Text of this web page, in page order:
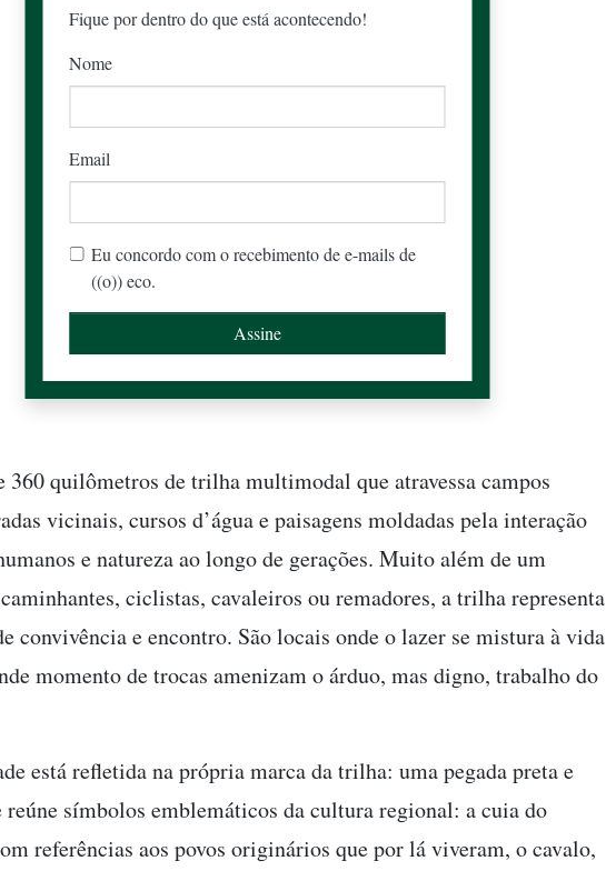
Fique por dentro do que está acontecendo!
Nome
Email
Eu concordo com o recebimento de e-mails de
((o)) eco.
360 quilômetros de trilha multimodal que atravessa campos
vicinais, cursos d’água e paisagens moldadas pela interação
e natureza ao longo de gerações. Muito além de um
ciclistas, cavaleiros ou remadores, a trilha representa
convivência e encontro. São locais onde o lazer se mistura à vida
momento de trocas amenizam o árduo, mas digno, trabalho do
está refletida na própria marca da trilha: uma pegada preta e
reúne símbolos emblemáticos da cultura regional: a cuia do
referências aos povos originários que por lá viveram, o cavalo,